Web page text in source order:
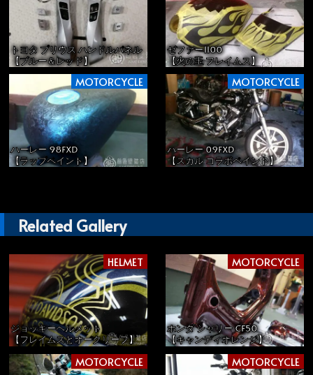
トヨタ プリウス ハンドルパネル
【ブルー＆レッド】
ゼファー1100
【火の玉 フレイムス】
MOTORCYCLE
ハーレー 98FXD
【ラップペイント】
MOTORCYCLE
ハーレー 09FXD
【スカル コラボペイント】
Related Gallery
HELMET
ジョッキーヘルメット
【フレイムスとオークリーフ】
MOTORCYCLE
ホンダ シャリー CF50
【キャンディオレンジ】
MOTORCYCLE MOTORCYCLE